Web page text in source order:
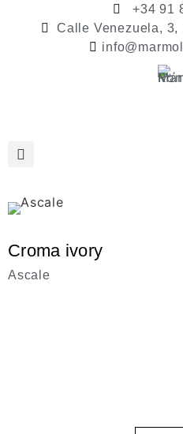
+34 91
Calle Venezuela, 3,
Croma ivory
Ascale